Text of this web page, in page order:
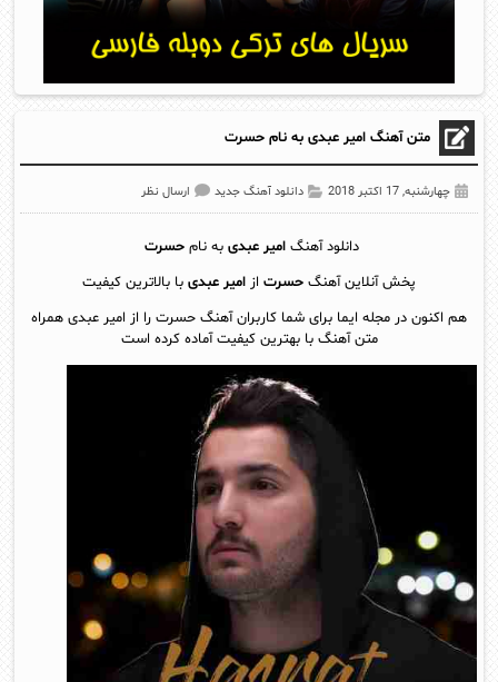
متن آهنگ امیر عبدی به نام حسرت
چهارشنبه, 17 اکتبر 2018 دانلود آهنگ جدید ارسال نظر
دانلود آهنگامیر عبدی به نامحسرت
پخش آنلاين آهنگ حسرت از امیر عبدی با بالاترین کیفیت
هم اکنون در مجله ایما برای شما کاربران آهنگ حسرت را از امیر عبدی همراه
متن آهنگ با بهترین کیفیت آماده کرده است